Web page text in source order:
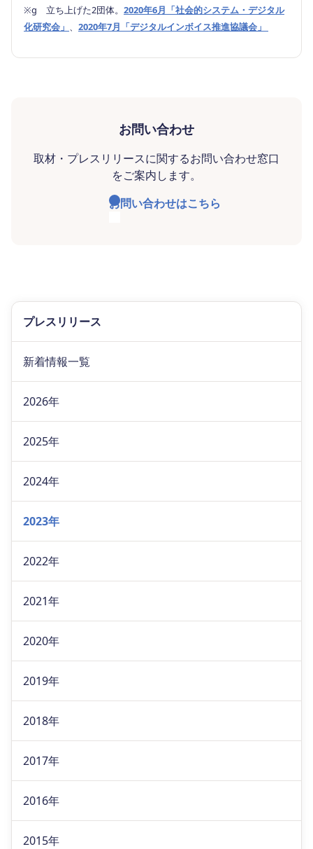
※g 立ち上げた2団体。 2020年6月「社会的システム・デジタル
化研究会」 、 2020年7月「デジタルインボイス推進協議会」
お問い合わせ
取材・プレスリリースに関するお問い合わせ窓口
をご案内します。
お問い合わせはこちら
プレスリリース
新着情報一覧
2026年
2025年
2024年
2023年
2022年
2021年
2020年
2019年
2018年
2017年
2016年
2015年